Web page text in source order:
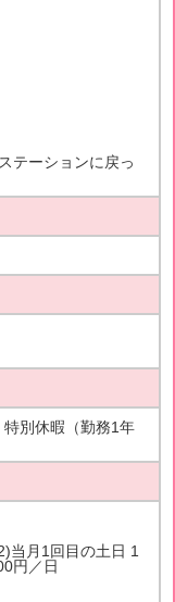
テーションに戻っ
別休暇（勤務1年
当月1回目の土日 1
円／日